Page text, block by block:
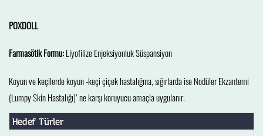
POXDOLL
Farmasötik Formu:Liyofilize Enjeksiyonluk Süspansiyon
Koyun ve keçilerde koyun -keçi çiçek hastalığına, sığırlarda ise Nodüler Ekzantemi
(Lumpy Skin Hastalığı)’ ne karşı koruyucu amaçla uygulanır.
Hedef Türler